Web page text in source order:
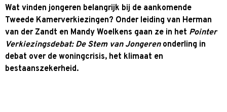
Wat vinden jongeren belangrijk bij de aankomende
Tweede Kamerverkiezingen? Onder leiding van Herman
van der Zandt en Mandy Woelkens gaan ze in het Pointer
Verkiezingsdebat: De Stem van Jongerenonderling in
debat over de woningcrisis, het klimaat en
bestaanszekerheid.